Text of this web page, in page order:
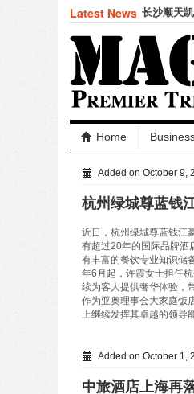
Latest News 长沙顺天
坛”领导人
Home
Added on October 9,
杭州绿城尊蓝钱
近日，杭州绿城尊蓝钱江
有超过20年的国际品牌酒
有丰富的餐饮专业知识储
年6月起，许霞女士担任
续为客人提供奢华体验，
作为亚奥理事会大家庭饭
上继续发挥其卓越的领导
Added on October 1,
中旅酒店上海再